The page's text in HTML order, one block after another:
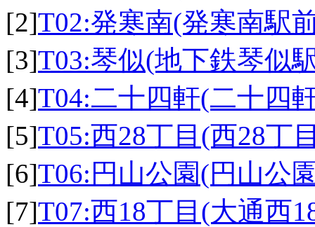
[2]T02:発寒南(発寒南駅
[3]T03:琴似(地下鉄琴似
[4]T04:二十四軒(二十四
[5]T05:西28丁目(西28丁
[6]T06:円山公園(円山公
[7]T07:西18丁目(大通西